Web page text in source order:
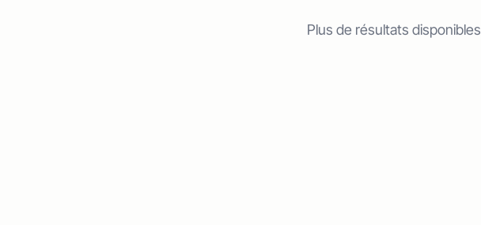
Plus de résultats disponibles